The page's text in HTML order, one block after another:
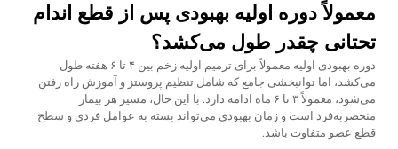
معمولاً دوره اولیه بهبودی پس از قطع اندام
تحتانی چقدر طول می‌کشد؟
دوره بهبودی اولیه معمولاً برای ترمیم اولیه زخم بین ۴ تا ۶ هفته طول
می‌کشد، اما توانبخشی جامع که شامل تنظیم پروستز و آموزش راه رفتن
می‌شود، معمولاً ۳ تا ۶ ماه ادامه دارد. با این حال، مسیر هر بیمار
منحصربه‌فرد است و زمان بهبودی می‌تواند بسته به عوامل فردی و سطح
قطع عضو متفاوت باشد.